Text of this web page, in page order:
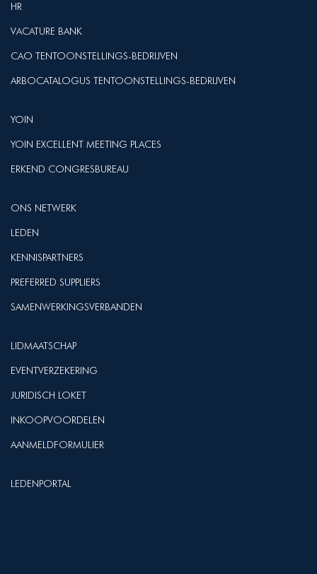
HR
VACATURE BANK
CAO TENTOONSTELLINGS-BEDRIJVEN
ARBOCATALOGUS TENTOONSTELLINGS-BEDRIJVEN
YOIN
YOIN EXCELLENT MEETING PLACES
ERKEND CONGRESBUREAU
ONS NETWERK
LEDEN
KENNISPARTNERS
PREFERRED SUPPLIERS
SAMENWERKINGSVERBANDEN
LIDMAATSCHAP
EVENTVERZEKERING
JURIDISCH LOKET
INKOOPVOORDELEN
AANMELDFORMULIER
LEDENPORTAL